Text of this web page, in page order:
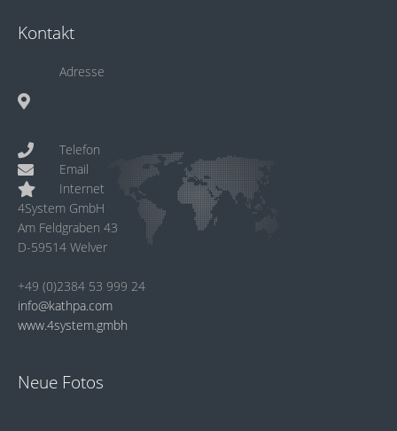
Kontakt
Adresse
Telefon
Email
Internet
4System GmbH
Am Feldgraben 43
D-59514 Welver
+49 (0)2384 53 999 24
info@kathpa.com
www.4system.gmbh
Neue Fotos